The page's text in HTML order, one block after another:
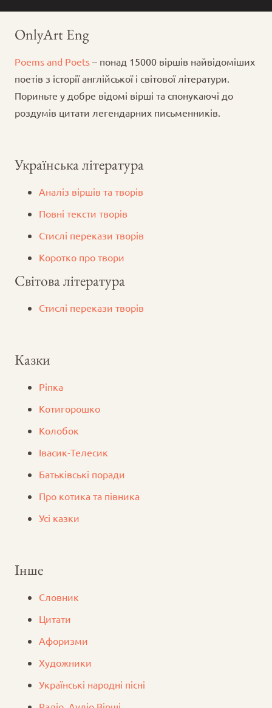
OnlyArt Eng
Poems and Poets – понад 15000 віршів найвідоміших
поетів з історії англійської і світової літератури.
Пориньте у добре відомі вірші та спонукаючі до
роздумів цитати легендарних письменників.
Українська література
Аналіз віршів та творів
Повні тексти творів
Стислі перекази творів
Коротко про твори
Світова література
Стислі перекази творів
Казки
Ріпка
Котигорошко
Колобок
Iвасик-Телесик
Батьківські поради
Про котика та півника
Усі казки
Інше
Словник
Цитати
Афоризми
Художники
Українські народні пісні